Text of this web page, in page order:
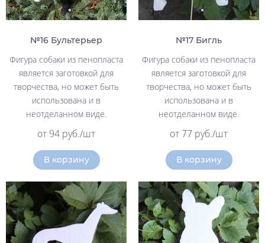
№16 Бультерьер
Фигура собаки из пенопласта
является заготовкой для
творчества, но может быть
использована и в
неотделанном виде.
от 94 руб./шт
В корзину
№17 Бигль
Фигура собаки из пенопласта
является заготовкой для
творчества, но может быть
использована и в
неотделанном виде.
от 77 руб./шт
В корзину